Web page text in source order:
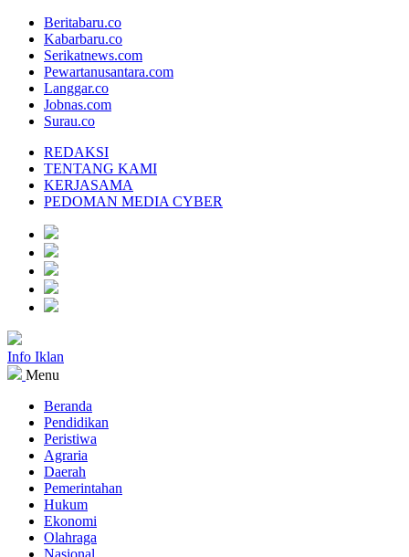
Beritabaru.co
Kabarbaru.co
Serikatnews.com
Pewartanusantara.com
Langgar.co
Jobnas.com
Surau.co
REDAKSI
TENTANG KAMI
KERJASAMA
PEDOMAN MEDIA CYBER
Info Iklan
Menu
Beranda
Pendidikan
Peristiwa
Agraria
Daerah
Pemerintahan
Hukum
Ekonomi
Olahraga
Nasional